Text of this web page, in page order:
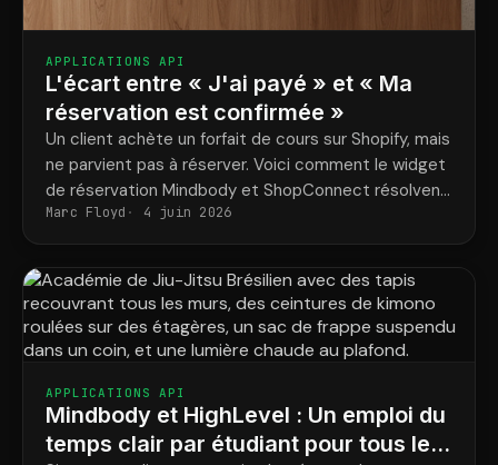
APPLICATIONS API
L'écart entre « J'ai payé » et « Ma
réservation est confirmée »
Un client achète un forfait de cours sur Shopify, mais
ne parvient pas à réserver. Voici comment le widget
de réservation Mindbody et ShopConnect résolvent
définitivement ce problème.
Marc Floyd 4 juin 2026
APPLICATIONS API
Mindbody et HighLevel : Un emploi du
temps clair par étudiant pour tous les